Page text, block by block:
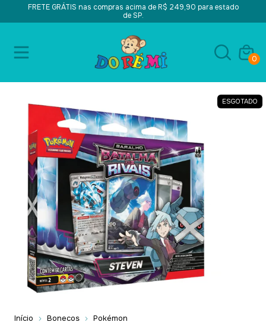
FRETE GRÁTIS nas compras acima de R$ 249,90 para estado
de SP.
0
ESGOTADO
Início Bonecos Pokémon